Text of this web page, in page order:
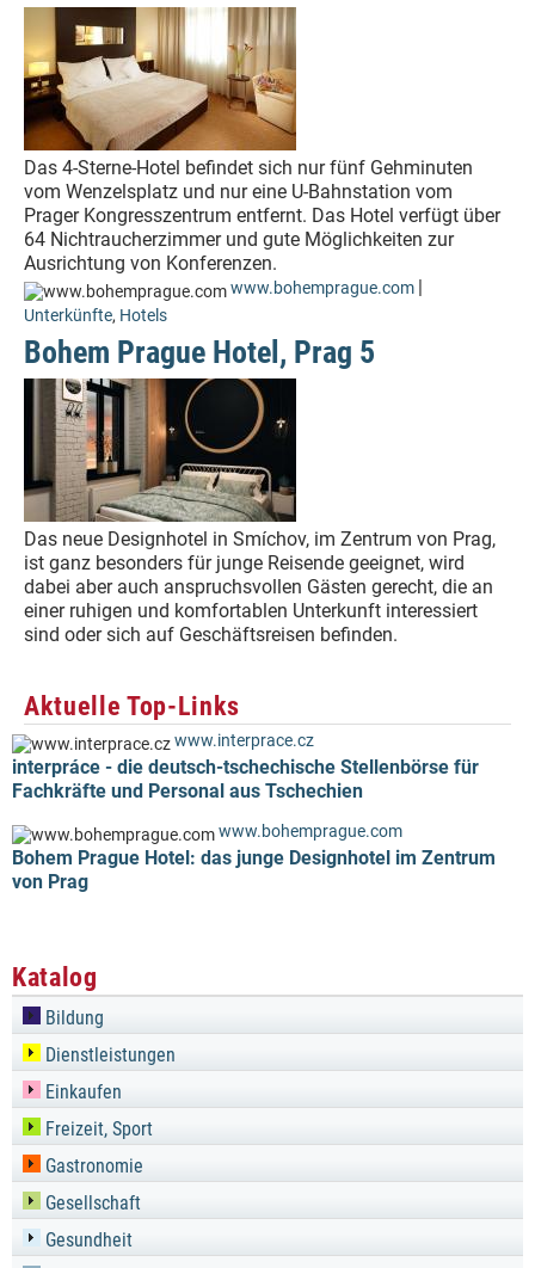
Das 4-Sterne-Hotel befindet sich nur fünf Gehminuten
vom Wenzelsplatz und nur eine U-Bahnstation vom
Prager Kongresszentrum entfernt. Das Hotel verfügt über
64 Nichtraucherzimmer und gute Möglichkeiten zur
Ausrichtung von Konferenzen.
www.bohemprague.com |
Unterkünfte, Hotels
Bohem Prague Hotel, Prag 5
Das neue Designhotel in Smíchov, im Zentrum von Prag,
ist ganz besonders für junge Reisende geeignet, wird
dabei aber auch anspruchsvollen Gästen gerecht, die an
einer ruhigen und komfortablen Unterkunft interessiert
sind oder sich auf Geschäftsreisen befinden.
Aktuelle Top-Links
www.interprace.cz
interpráce - die deutsch-tschechische Stellenbörse für
Fachkräfte und Personal aus Tschechien
www.bohemprague.com
Bohem Prague Hotel: das junge Designhotel im Zentrum
von Prag
Katalog
Bildung
Dienstleistungen
Einkaufen
Freizeit, Sport
Gastronomie
Gesellschaft
Gesundheit